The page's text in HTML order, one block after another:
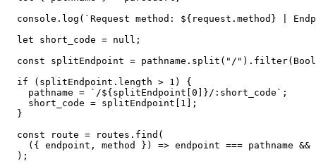
console.log(`Request method: ${request.method} |
  let short_code = null;
const splitEndpoint = pathname.split("/
  if (splitEndpoint.length > 1) {
    pathname = `/${splitEndpoint[0]}/:short_code`;
    short_code = splitEndpoint[1];
  }
  const route = routes.find(
({ endpoint, method }) => endpoint === pathname &&
  );